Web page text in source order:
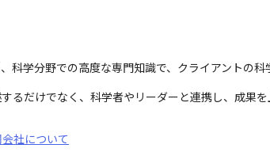
科学分野での高度な専門知識で、クライアントの
るだけでなく、科学者やリーダーと連携し、成果
社について